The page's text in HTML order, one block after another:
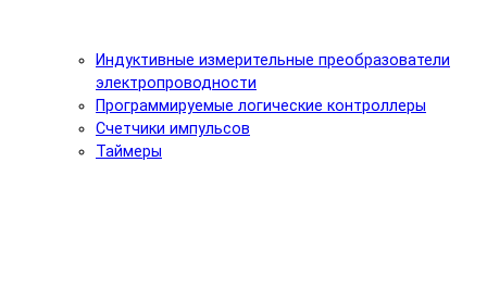
Индуктивные измерительные преобразователи
электропроводности
Программируемые логические контроллеры
Счетчики импульсов
Таймеры